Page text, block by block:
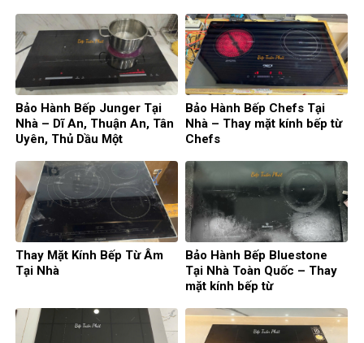
Bảo Hành Bếp Junger Tại
Nhà – Dĩ An, Thuận An, Tân
Uyên, Thủ Dầu Một
Bảo Hành Bếp Chefs Tại
Nhà – Thay mặt kính bếp từ
Chefs
Thay Mặt Kính Bếp Từ Âm
Tại Nhà
Bảo Hành Bếp Bluestone
Tại Nhà Toàn Quốc – Thay
mặt kính bếp từ